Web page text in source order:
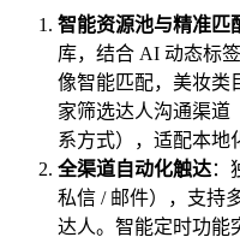
智能资源池与精准匹
库，结合 AI 动态标
像智能匹配，美妆类
家筛选达人沟通渠道
系方式），适配本地
全渠道自动化触达：
私信 / 邮件），支持
达人。智能定时功能